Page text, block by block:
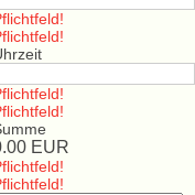
EUR